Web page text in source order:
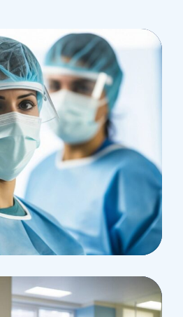
Surgeon